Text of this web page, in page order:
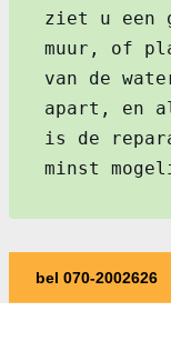
ziet u een
muur, of
van de
apart, en
is de
minst
bel 070-2002626